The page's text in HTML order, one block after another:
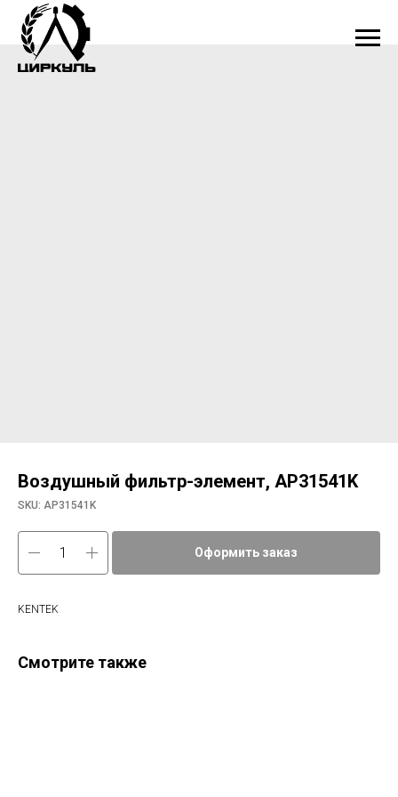
Воздушный фильтр-элемент, AP31541K
SKU: AP31541K
Оформить заказ
KENTEK
Смотрите также